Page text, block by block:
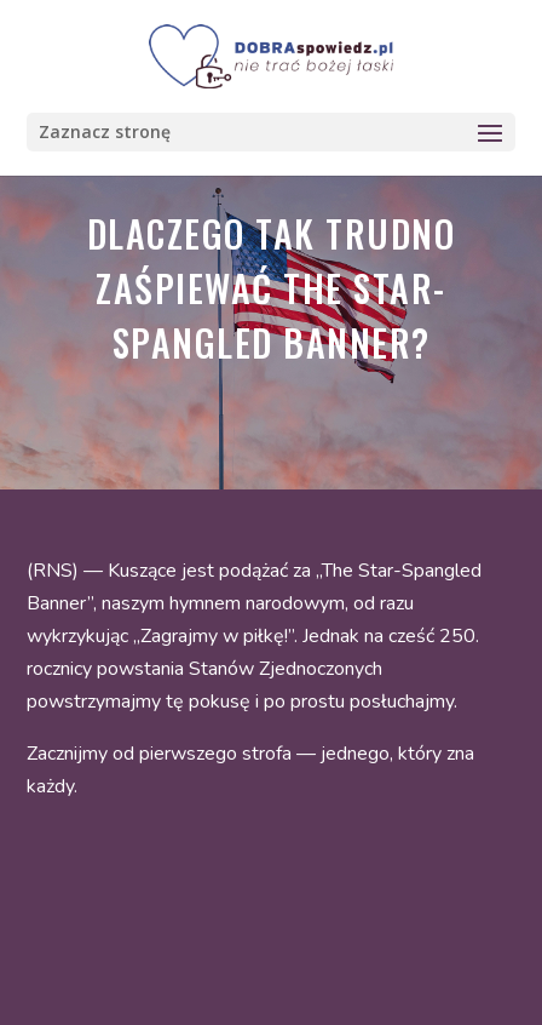
Zaznacz stronę
DLACZEGO TAK TRUDNO
ZAŚPIEWAĆ THE STAR-
SPANGLED BANNER?
(RNS) — Kuszące jest podążać za „The Star-Spangled
Banner”, naszym hymnem narodowym, od razu
wykrzykując „Zagrajmy w piłkę!”. Jednak na cześć 250.
rocznicy powstania Stanów Zjednoczonych
powstrzymajmy tę pokusę i po prostu posłuchajmy.
Zacznijmy od pierwszego strofa — jednego, który zna
każdy.